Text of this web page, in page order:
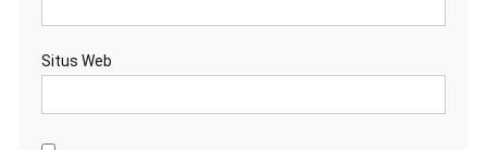
Situs Web